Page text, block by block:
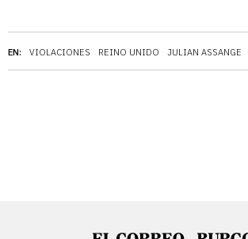
EN: VIOLACIONES REINO UNIDO JULIAN ASSANGE